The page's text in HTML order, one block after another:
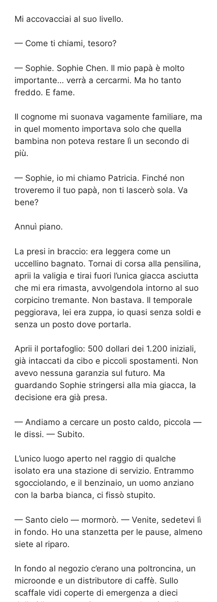
Mi accovacciai al suo livello.
— Come ti chiami, tesoro?
— Sophie. Sophie Chen. Il mio papà è molto
importante… verrà a cercarmi. Ma ho tanto
freddo. E fame.
Il cognome mi suonava vagamente familiare, ma
in quel momento importava solo che quella
bambina non poteva restare lì un secondo di
più.
— Sophie, io mi chiamo Patricia. Finché non
troveremo il tuo papà, non ti lascerò sola. Va
bene?
Annuì piano.
La presi in braccio: era leggera come un
uccellino bagnato. Tornai di corsa alla pensilina,
aprii la valigia e tirai fuori l’unica giacca asciutta
che mi era rimasta, avvolgendola intorno al suo
corpicino tremante. Non bastava. Il temporale
peggiorava, lei era zuppa, io quasi senza soldi e
senza un posto dove portarla.
Aprii il portafoglio: 500 dollari dei 1.200 iniziali,
già intaccati da cibo e piccoli spostamenti. Non
avevo nessuna garanzia sul futuro. Ma
guardando Sophie stringersi alla mia giacca, la
decisione era già presa.
— Andiamo a cercare un posto caldo, piccola —
le dissi. — Subito.
L’unico luogo aperto nel raggio di qualche
isolato era una stazione di servizio. Entrammo
sgocciolando, e il benzinaio, un uomo anziano
con la barba bianca, ci fissò stupito.
— Santo cielo — mormorò. — Venite, sedetevi lì
in fondo. Ho una stanzetta per le pause, almeno
siete al riparo.
In fondo al negozio c’erano una poltroncina, un
microonde e un distributore di caffè. Sullo
scaffale vidi coperte di emergenza a dieci